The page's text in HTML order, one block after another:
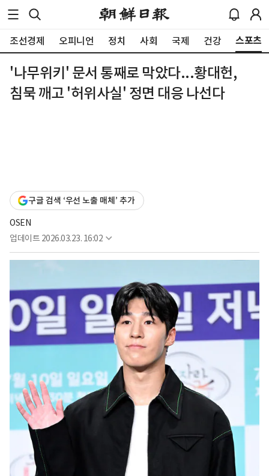
조선경제 오피니언 정치 사회 국제 건강 스포츠
'나무위키' 문서 통째로 막았다...황대헌,
침묵 깨고 '허위사실' 정면 대응 나선다
구글 검색 ‘우선 노출 매체’ 추가
OSEN
업데이트 2026.03.23. 16:02